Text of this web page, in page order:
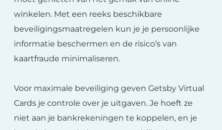
winkelen. Met een reeks beschikbare
beveiligingsmaatregelen kun je je persoonlijke
informatie beschermen en de risico’s van
kaartfraude minimaliseren.
Voor maximale beveiliging geven Getsby Virtual
Cards je controle over je uitgaven. Je hoeft ze
niet aan je bankrekeningen te koppelen, en je